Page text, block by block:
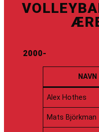
2000-
NAVN
Alex Hothes
Mats Björkman